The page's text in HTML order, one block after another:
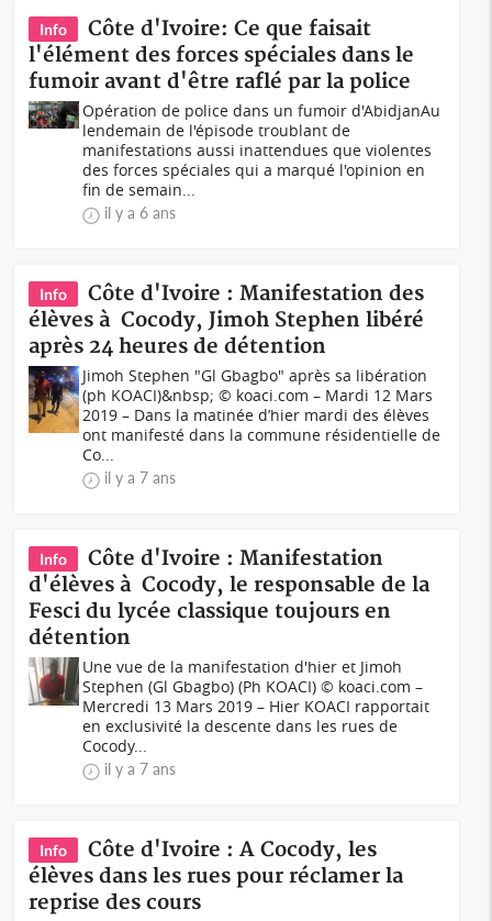
Info
Côte d'Ivoire: Ce que faisait
l'élément des forces spéciales dans le
fumoir avant d'être raflé par la police
Opération de police dans un fumoir d'AbidjanAu
lendemain de l'épisode troublant de
manifestations aussi inattendues que violentes
des forces spéciales qui a marqué l'opinion en
fin de semain...
il y a 6 ans
Info
Côte d'Ivoire : Manifestation des
élèves à Cocody, Jimoh Stephen libéré
après 24 heures de détention
Jimoh Stephen "Gl Gbagbo" après sa libération
(ph KOACI)&nbsp; © koaci.com – Mardi 12 Mars
2019 – Dans la matinée d’hier mardi des élèves
ont manifesté dans la commune résidentielle de
Co...
il y a 7 ans
Info
Côte d'Ivoire : Manifestation
d'élèves à Cocody, le responsable de la
Fesci du lycée classique toujours en
détention
Une vue de la manifestation d'hier et Jimoh
Stephen (Gl Gbagbo) (Ph KOACI) © koaci.com –
Mercredi 13 Mars 2019 – Hier KOACI rapportait
en exclusivité la descente dans les rues de
Cocody...
il y a 7 ans
Info
Côte d'Ivoire : A Cocody, les
élèves dans les rues pour réclamer la
reprise des cours